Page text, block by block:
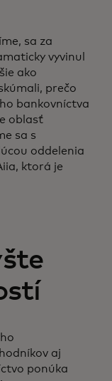
sa za
vyvinul
ako
prečo
bankovníctva
oblasť
sa s
oddelenia
ktorá je
aj
ponúka